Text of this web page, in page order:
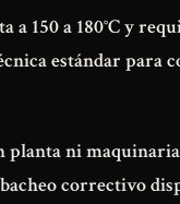
a 150 a 180°C y
estándar para
ni
correctivo